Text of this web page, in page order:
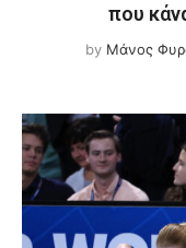
που
by Μάνος